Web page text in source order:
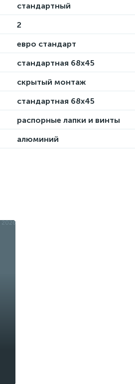
стандартный
2
евро стандарт
стандартная 68х45
скрытый монтаж
стандартная 68х45
распорные лапки и винты
алюминий